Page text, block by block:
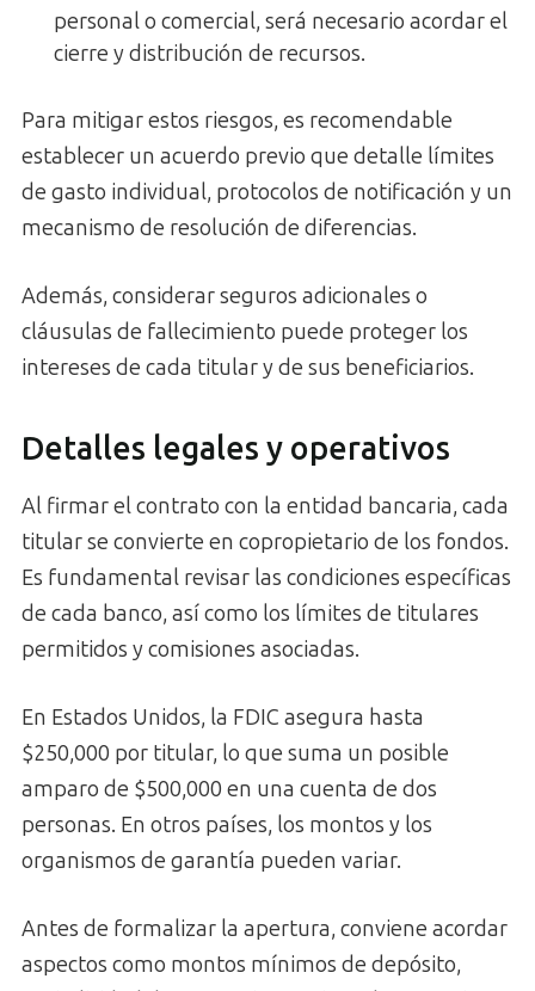
personal o comercial, será necesario acordar el
cierre y distribución de recursos.
Para mitigar estos riesgos, es recomendable
establecer un acuerdo previo que detalle límites
de gasto individual, protocolos de notificación y un
mecanismo de resolución de diferencias.
Además, considerar seguros adicionales o
cláusulas de fallecimiento puede proteger los
intereses de cada titular y de sus beneficiarios.
Detalles legales y operativos
Al firmar el contrato con la entidad bancaria, cada
titular se convierte en copropietario de los fondos.
Es fundamental revisar las condiciones específicas
de cada banco, así como los límites de titulares
permitidos y comisiones asociadas.
En Estados Unidos, la FDIC asegura hasta
$250,000 por titular, lo que suma un posible
amparo de $500,000 en una cuenta de dos
personas. En otros países, los montos y los
organismos de garantía pueden variar.
Antes de formalizar la apertura, conviene acordar
aspectos como montos mínimos de depósito,